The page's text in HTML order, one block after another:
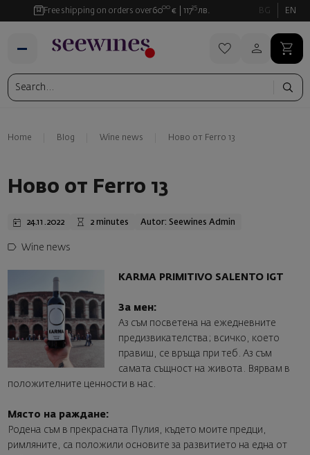
Free shipping on orders over6000 € 11735 лв. BG EN
Home Blog Wine news Ново от Ferro 13
Ново от Ferro 13
24.11.2022 2 minutes Autor: Seewines Admin
Wine news
KARMA PRIMITIVO SALENTO IGT
За мен:
Аз съм посветена на ежедневните
предизвикателства; всичко, което
правиш, се връща при теб. Аз съм
самата същност на живота. Вярвам в
положителните ценности в нас.
Място на раждане:
Родена съм в прекрасната Пулия, където моите предци,
римляните, са положили основите за развитието на една от